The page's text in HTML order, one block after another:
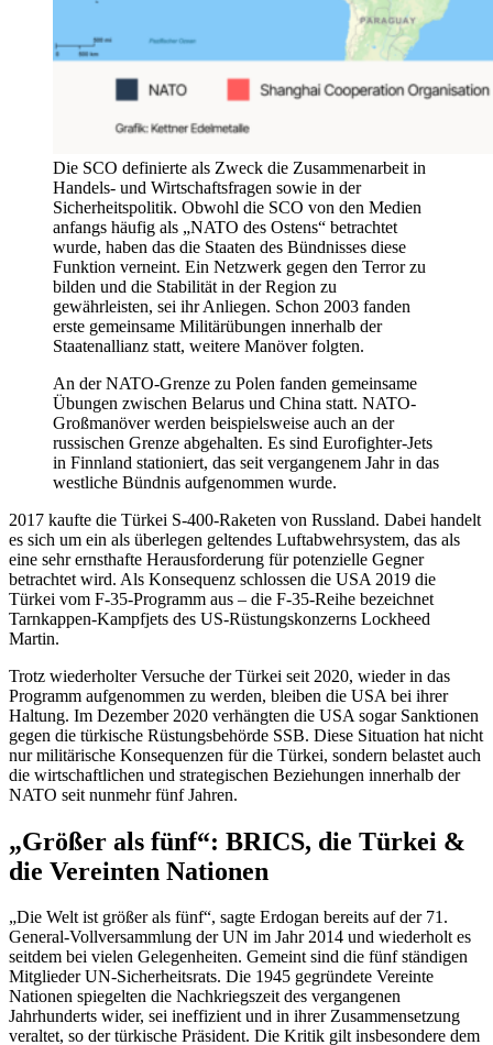
Die SCO definierte als Zweck die Zusammenarbeit in
Handels- und Wirtschaftsfragen sowie in der
Sicherheitspolitik. Obwohl die SCO von den Medien
anfangs häufig als „NATO des Ostens“ betrachtet
wurde, haben das die Staaten des Bündnisses diese
Funktion verneint. Ein Netzwerk gegen den Terror zu
bilden und die Stabilität in der Region zu
gewährleisten, sei ihr Anliegen. Schon 2003 fanden
erste gemeinsame Militärübungen innerhalb der
Staatenallianz statt, weitere Manöver folgten.
An der NATO-Grenze zu Polen fanden gemeinsame
Übungen zwischen Belarus und China statt. NATO-
Großmanöver werden beispielsweise auch an der
russischen Grenze abgehalten. Es sind Eurofighter-Jets
in Finnland stationiert, das seit vergangenem Jahr in das
westliche Bündnis aufgenommen wurde.
2017 kaufte die Türkei S-400-Raketen von Russland. Dabei handelt
es sich um ein als überlegen geltendes Luftabwehrsystem, das als
eine sehr ernsthafte Herausforderung für potenzielle Gegner
betrachtet wird. Als Konsequenz schlossen die USA 2019 die
Türkei vom F-35-Programm aus – die F-35-Reihe bezeichnet
Tarnkappen-Kampfjets des US-Rüstungskonzerns Lockheed
Martin.
Trotz wiederholter Versuche der Türkei seit 2020, wieder in das
Programm aufgenommen zu werden, bleiben die USA bei ihrer
Haltung. Im Dezember 2020 verhängten die USA sogar Sanktionen
gegen die türkische Rüstungsbehörde SSB. Diese Situation hat nicht
nur militärische Konsequenzen für die Türkei, sondern belastet auch
die wirtschaftlichen und strategischen Beziehungen innerhalb der
NATO seit nunmehr fünf Jahren.
„Größer als fünf“: BRICS, die Türkei &
die Vereinten Nationen
„Die Welt ist größer als fünf“, sagte Erdogan bereits auf der 71.
General-Vollversammlung der UN im Jahr 2014 und wiederholt es
seitdem bei vielen Gelegenheiten. Gemeint sind die fünf ständigen
Mitglieder UN-Sicherheitsrats. Die 1945 gegründete Vereinte
Nationen spiegelten die Nachkriegszeit des vergangenen
Jahrhunderts wider, sei ineffizient und in ihrer Zusammensetzung
veraltet, so der türkische Präsident. Die Kritik gilt insbesondere dem